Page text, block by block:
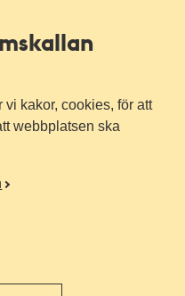
kakor, cookies, för att
webbplatsen ska